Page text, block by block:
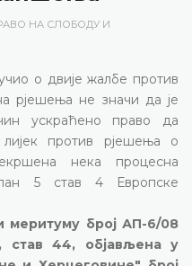
НА СЛОБОДУ И
о двије жалбе против
рјешења не значи да је
ускраћено право да
против рјешења о
нека процесна
5 став 4 Европске
меритуму број АП-6/08
став 44, објављена у